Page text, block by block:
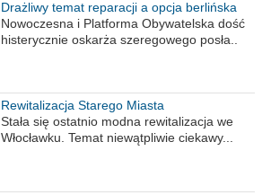
Drażliwy temat reparacji a opcja berlińska
Nowoczesna i Platforma Obywatelska dość
histerycznie oskarża szeregowego posła..
Rewitalizacja Starego Miasta
Stała się ostatnio modna rewitalizacja we
Włocławku. Temat niewątpliwie ciekawy...